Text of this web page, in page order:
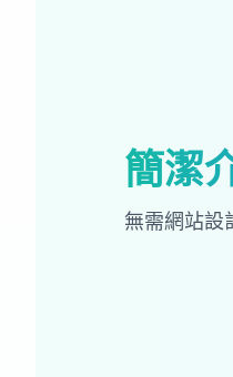
簡潔
無需網站設